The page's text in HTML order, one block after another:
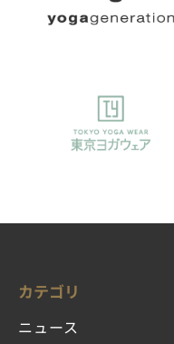
カテゴリ
ニュース